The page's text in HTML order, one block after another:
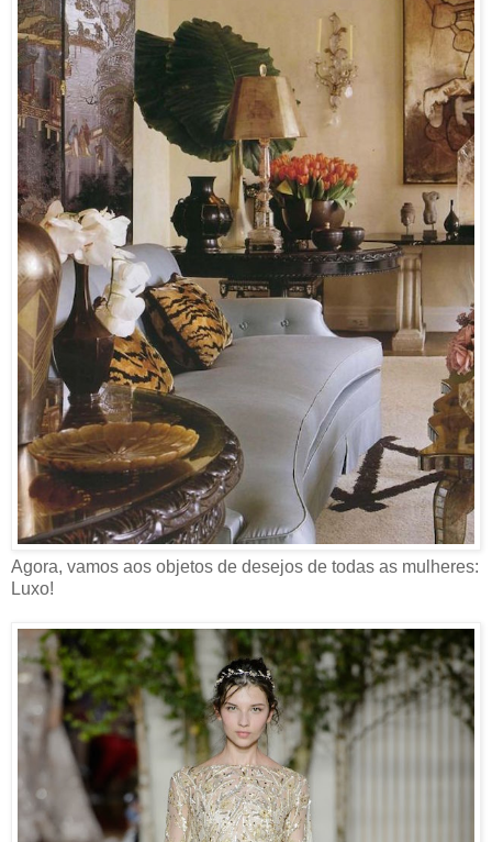
Agora, vamos aos objetos de desejos de todas as mulheres:
Luxo!